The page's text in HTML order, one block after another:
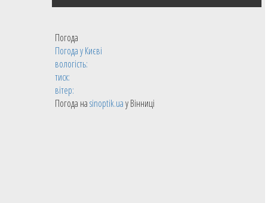
Погода
Погода уКиєві
вологість:
тиск:
вітер:
Погода наsinoptik.uaу Вінниці